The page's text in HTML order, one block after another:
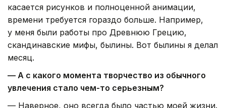
касается рисунков и полноценной анимации,
времени требуется гораздо больше. Например,
у меня были работы про Древнюю Грецию,
скандинавские мифы, былины. Вот былины я делал
месяц.
— А с какого момента творчество из обычного
увлечения стало чем-то серьезным?
— Наверное, оно всегда было частью моей жизни.